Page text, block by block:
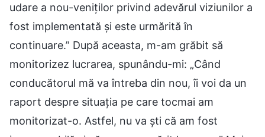
udare a nou-veniților privind adevărul viziunilor a
fost implementată și este urmărită în
continuare.” După aceasta, m-am grăbit să
monitorizez lucrarea, spunându-mi: „Când
conducătorul mă va întreba din nou, îi voi da un
raport despre situația pe care tocmai am
monitorizat-o. Astfel, nu va ști că am fost